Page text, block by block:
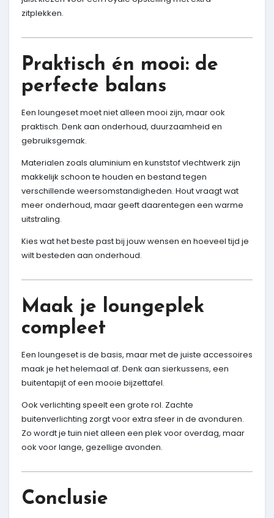
zitplekken.
Praktisch én mooi: de
perfecte balans
Een loungeset moet niet alleen mooi zijn, maar ook
praktisch. Denk aan onderhoud, duurzaamheid en
gebruiksgemak.
Materialen zoals aluminium en kunststof vlechtwerk zijn
makkelijk schoon te houden en bestand tegen
verschillende weersomstandigheden. Hout vraagt wat
meer onderhoud, maar geeft daarentegen een warme
uitstraling.
Kies wat het beste past bij jouw wensen en hoeveel tijd je
wilt besteden aan onderhoud.
Maak je loungeplek
compleet
Een loungeset is de basis, maar met de juiste accessoires
maak je het helemaal af. Denk aan sierkussens, een
buitentapijt of een mooie bijzettafel.
Ook verlichting speelt een grote rol. Zachte
buitenverlichting zorgt voor extra sfeer in de avonduren.
Zo wordt je tuin niet alleen een plek voor overdag, maar
ook voor lange, gezellige avonden.
Conclusie